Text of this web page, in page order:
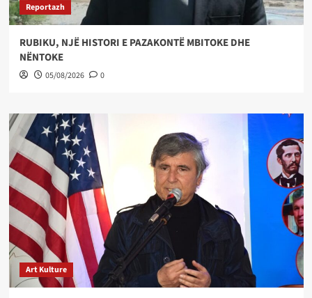
Reportazh
RUBIKU, NJË HISTORI E PAZAKONTË MBITOKE DHE
NËNTOKE
05/08/2026 0
Art Kulture